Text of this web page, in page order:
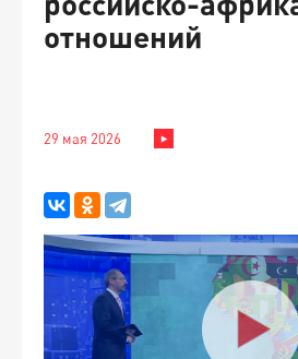
отношений
29 мая 2026